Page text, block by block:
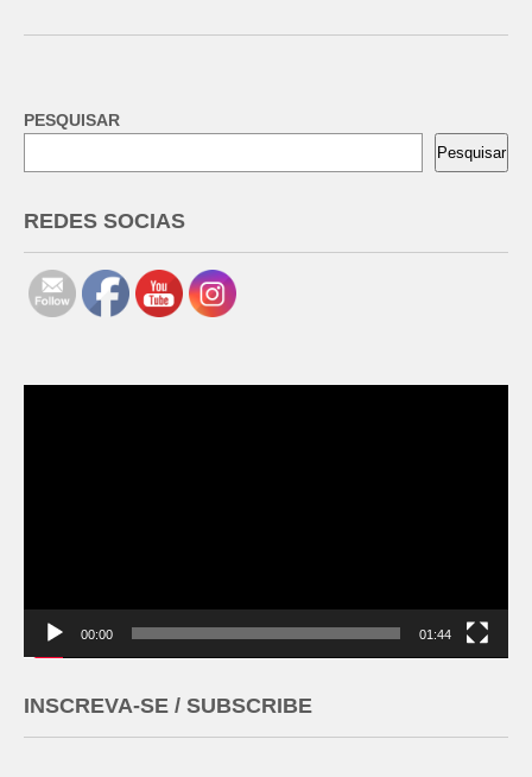
PESQUISAR
Pesquisar
REDES SOCIAS
00:00 01:44
INSCREVA-SE / SUBSCRIBE